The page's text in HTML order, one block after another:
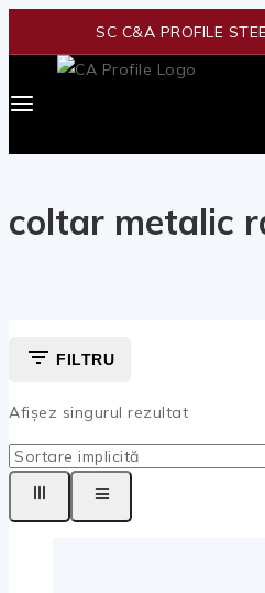
SC C&A PROFILE
coltar metalic
FILTRU
Afișez singurul rezultat